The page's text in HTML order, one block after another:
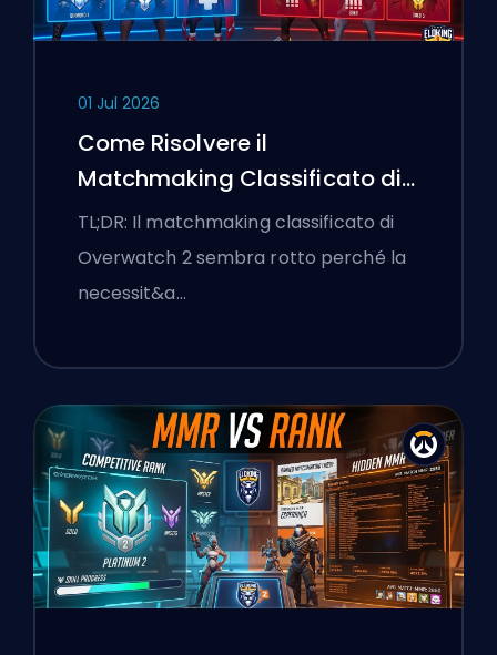
01 Jul 2026
Come Risolvere il
Matchmaking Classificato di
Overwatch 2 e le Lobby a
Senso Unico
TL;DR: Il matchmaking classificato di
Overwatch 2 sembra rotto perché la
necessit&a…